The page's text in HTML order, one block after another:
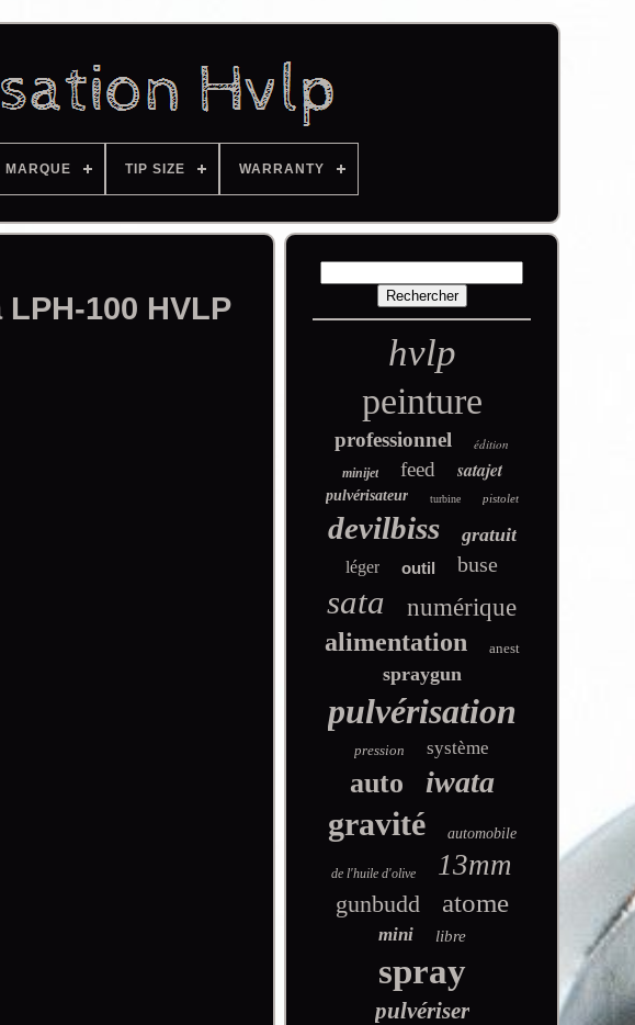
MARQUE TIP SIZE WARRANTY
100 HVLP
hvlp
peinture
professionnel édition
minijet feed satajet
pulvérisateur turbine pistolet
devilbiss gratuit
léger outil buse
sata numérique
alimentation anest
spraygun
pulvérisation
pression système
auto iwata
gravité automobile
de l'huile d'olive 13mm
gunbudd atome
mini libre
spray
pulvériser